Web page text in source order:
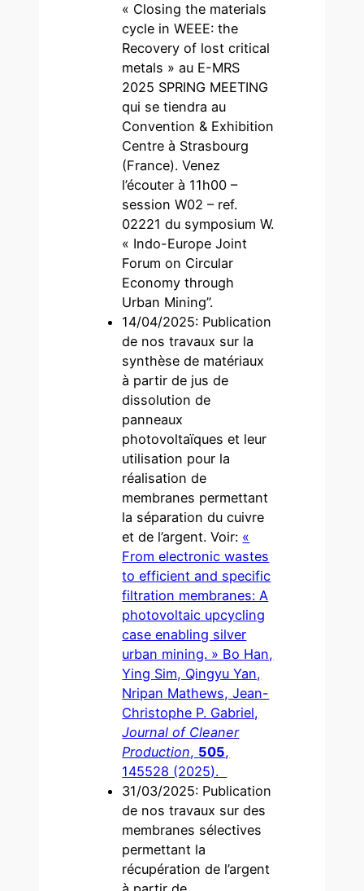
« Closing the materials
cycle in WEEE: the
Recovery of lost critical
metals » au E-MRS
2025 SPRING MEETING
qui se tiendra au
Convention & Exhibition
Centre à Strasbourg
(France). Venez
l’écouter à 11h00 –
session W02 – ref.
02221 du symposium W.
« Indo-Europe Joint
Forum on Circular
Economy through
Urban Mining”.
14/04/2025: Publication
de nos travaux sur la
synthèse de matériaux
à partir de jus de
dissolution de
panneaux
photovoltaïques et leur
utilisation pour la
réalisation de
membranes permettant
la séparation du cuivre
et de l’argent. Voir: «
From electronic wastes
to efficient and specific
filtration membranes: A
photovoltaic upcycling
case enabling silver
urban mining. » Bo Han,
Ying Sim, Qingyu Yan,
Nripan Mathews, Jean-
Christophe P. Gabriel,
Journal of Cleaner
Production, 505,
145528 (2025).
31/03/2025: Publication
de nos travaux sur des
membranes sélectives
permettant la
récupération de l’argent